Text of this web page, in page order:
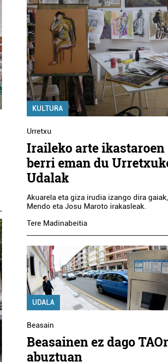
KULTURA
Urretxu
Iraileko arte ikastaroen
berri eman du
Udalak
Akuarela eta giza irudia izango dira
Mendo eta Josu Maroto irakasleak.
Tere Madinabeitia
UDALA
Beasain
Beasainen ez dago
abuztuan